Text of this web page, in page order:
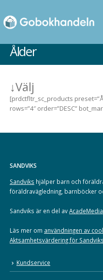
Ålder
↓Välj
[prdctfltr_sc_products
rows=”4″ order=”DESC”
SANDVIKS
Sandviks hjälper barn och
föräldravägledning, barnböcker
Sandviks är en del avAcadeMedia
Läs mer om användningen av
Aktsamhetsvärdering för Sandviks
Kundservice